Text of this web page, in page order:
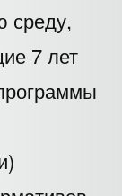
среду,
7 лет